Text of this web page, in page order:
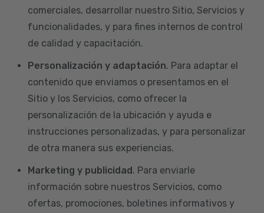
comerciales, desarrollar nuestro Sitio, Servicios y
funcionalidades, y para fines internos de control
de calidad y capacitación.
Personalización y adaptación. Para adaptar el
contenido que enviamos o presentamos en el
Sitio y los Servicios, como ofrecer la
personalización de la ubicación y ayuda e
instrucciones personalizadas, y para personalizar
de otra manera sus experiencias.
Marketing y publicidad. Para enviarle
información sobre nuestros Servicios, como
ofertas, promociones, boletines informativos y